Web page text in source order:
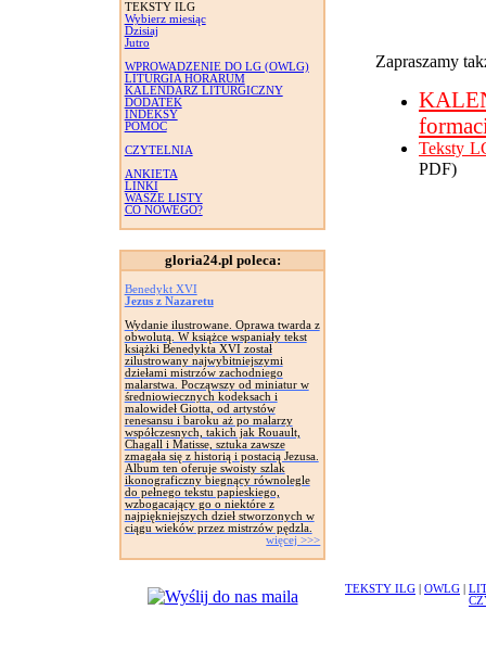
TEKSTY ILG
Wybierz miesiąc
Dzisiaj
Jutro
WPROWADZENIE DO LG (OWLG)
LITURGIA HORARUM
KALENDARZ LITURGICZNY
DODATEK
INDEKSY
POMOC
CZYTELNIA
ANKIETA
LINKI
WASZE LISTY
CO NOWEGO?
gloria24.pl poleca:
Benedykt XVI
Jezus z Nazaretu
Wydanie ilustrowane. Oprawa twarda z
obwolutą. W książce wspaniały tekst
książki Benedykta XVI został
zilustrowany najwybitniejszymi
dziełami mistrzów zachodniego
malarstwa. Począwszy od miniatur w
średniowiecznych kodeksach i
malowideł Giotta, od artystów
renesansu i baroku aż po malarzy
współczesnych, takich jak Rouault,
Chagall i Matisse, sztuka zawsze
zmagała się z historią i postacią Jezusa.
Album ten oferuje swoisty szlak
ikonograficzny biegnący równolegle
do pełnego tekstu papieskiego,
wzbogacający go o niektóre z
najpiękniejszych dzieł stworzonych w
ciągu wieków przez mistrzów pędzla.
więcej >>>
Zapraszamy
Teksty
PDF)
TEKSTY ILG OWLG